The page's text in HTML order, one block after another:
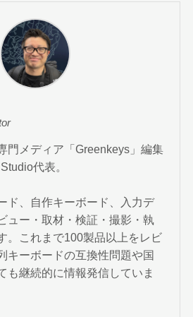
門メディア「Greenkeys」編集
代表。
ド、自作キーボード、入力デ
ュー・取材・検証・撮影・執
。これまで100製品以上をレビ
キーボードの互換性問題や国
も継続的に情報発信していま